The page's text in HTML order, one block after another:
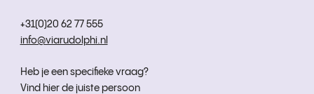
+31(0)20 62 77 555
info@viarudolphi.nl
Heb je een specifieke vraag?
Vind hier de juiste persoon